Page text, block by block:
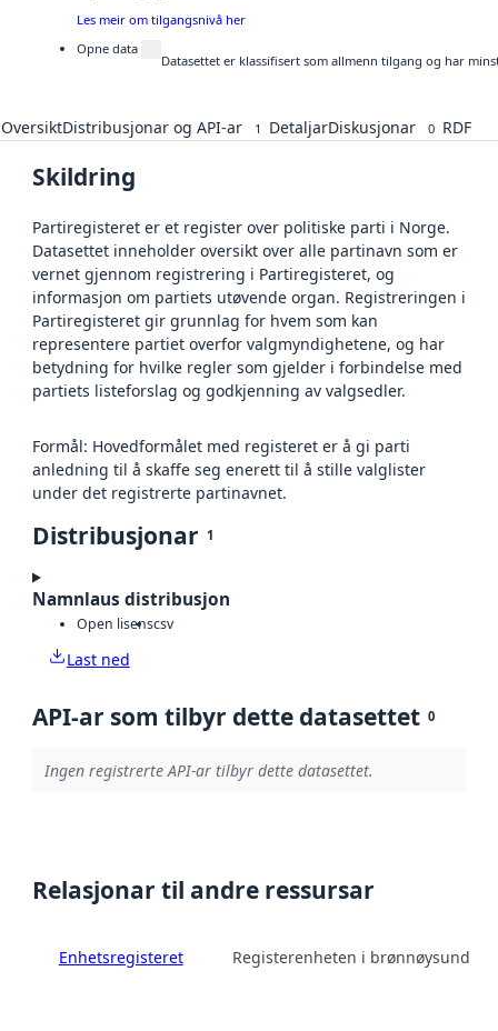
Les meir om tilgangsnivå her
Opne data
Datasettet er klassifisert som allmenn tilgang og har
OversiktDistribusjonar og API-ar 1 DetaljarDiskusjonar 0 RDF
Skildring
Partiregisteret er et register over politiske parti i Norge.
Datasettet inneholder oversikt over alle partinavn som er
vernet gjennom registrering i Partiregisteret, og
informasjon om partiets utøvende organ. Registreringen i
Partiregisteret gir grunnlag for hvem som kan
representere partiet overfor valgmyndighetene, og har
betydning for hvilke regler som gjelder i forbindelse med
partiets listeforslag og godkjenning av valgsedler.
Formål: Hovedformålet med registeret er å gi parti
anledning til å skaffe seg enerett til å stille valglister
under det registrerte partinavnet.
Distribusjonar 1
Namnlaus distribusjon
Open lisenscsv
Last ned
API-ar som tilbyr dette datasettet 0
Ingen registrerte API-ar tilbyr dette datasettet.
Relasjonar til andre ressursar
Enhetsregisteret Registerenheten i brønnøysund